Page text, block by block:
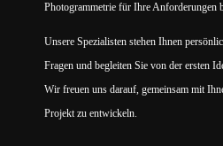
Photogrammetrie für Ihre Anforderungen
Unsere Spezialisten stehen Ihnen
Fragen und begleiten Sie von der ersten
Wir freuen uns darauf, gemeinsam mit
Projekt zu entwickeln.